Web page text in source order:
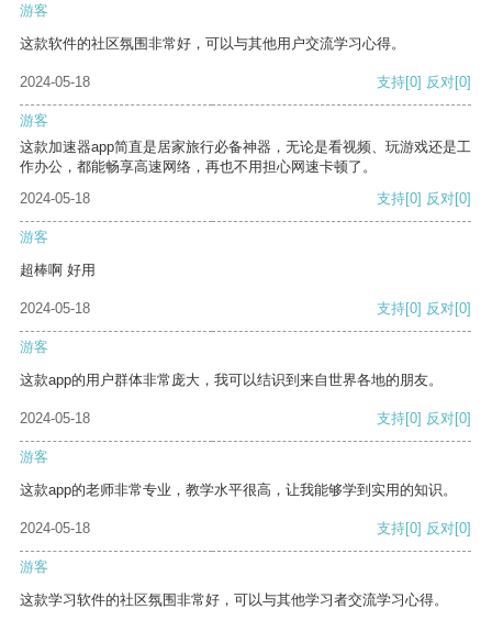
游客
这款软件的社区氛围非常好，可以与其他用户交流学习心得。
2024-05-18 支持[0] 反对[0]
游客
这款加速器app简直是居家旅行必备神器，无论是看视频、玩游戏还是工
作办公，都能畅享高速网络，再也不用担心网速卡顿了。
2024-05-18
支持[0] 反对[0]
游客
超棒啊 好用
2024-05-18 支持[0] 反对[0]
游客
这款app的用户群体非常庞大，我可以结识到来自世界各地的朋友。
2024-05-18 支持[0] 反对[0]
游客
这款app的老师非常专业，教学水平很高，让我能够学到实用的知识。
2024-05-18 支持[0] 反对[0]
游客
这款学习软件的社区氛围非常好，可以与其他学习者交流学习心得。